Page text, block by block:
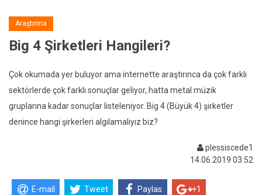
Araştırma
Big 4 Şirketleri Hangileri?
Çok okumada yer buluyor ama internette araştırınca da çok farklı
sektörlerde çok farklı sonuçlar geliyor, hatta metal müzik
gruplarına kadar sonuçlar listeleniyor. Big 4 (Büyük 4) şirketler
denince hangi şirkerleri algılamalıyız biz?
plessiscede1
14.06.2019 03:52
E-mail Tweet Paylas +1